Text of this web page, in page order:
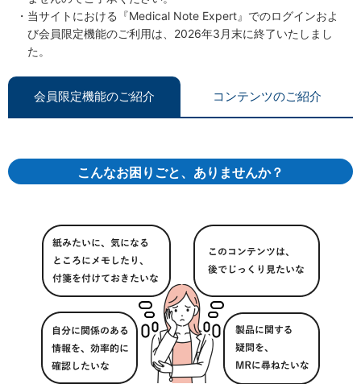
当サイトにおける『Medical Note Expert』でのログインおよ
び会員限定機能のご利用は、2026年3月末に終了いたしまし
た。
会員限定機能のご紹介 コンテンツのご紹介
こんなお困りごと、ありませんか？